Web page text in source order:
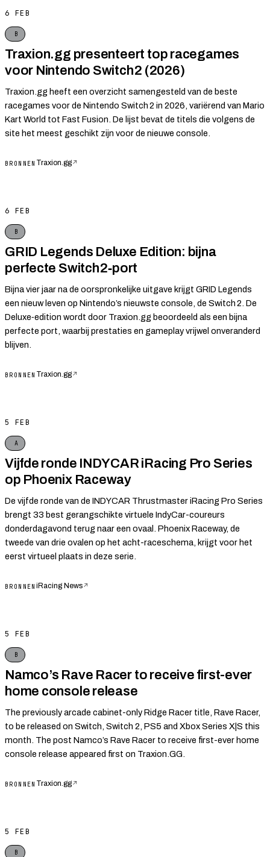
6 FEB
B
Traxion.gg presenteert top racegames
voor Nintendo Switch 2 (2026)
Traxion.gg heeft een overzicht samengesteld van de beste
racegames voor de Nintendo Switch 2 in 2026, variërend van Mario
Kart World tot Fast Fusion. De lijst bevat de titels die volgens de
site het meest geschikt zijn voor de nieuwe console.
BRONNEN Traxion.gg↗
6 FEB
B
GRID Legends Deluxe Edition: bijna
perfecte Switch 2‑port
Bijna vier jaar na de oorspronkelijke uitgave krijgt GRID Legends
een nieuw leven op Nintendo’s nieuwste console, de Switch 2. De
Deluxe‑edition wordt door Traxion.gg beoordeeld als een bijna
perfecte port, waarbij prestaties en gameplay vrijwel onveranderd
blijven.
BRONNEN Traxion.gg↗
5 FEB
A
Vijfde ronde INDYCAR iRacing Pro Series
op Phoenix Raceway
De vijfde ronde van de INDYCAR Thrustmaster iRacing Pro Series
brengt 33 best gerangschikte virtuele IndyCar-coureurs
donderdagavond terug naar een ovaal. Phoenix Raceway, de
tweede van drie ovalen op het acht-raceschema, krijgt voor het
eerst virtueel plaats in deze serie.
BRONNEN iRacing News↗
5 FEB
B
Namco’s Rave Racer to receive first-ever
home console release
The previously arcade cabinet-only Ridge Racer title, Rave Racer,
to be released on Switch, Switch 2, PS5 and Xbox Series X|S this
month. The post Namco’s Rave Racer to receive first-ever home
console release appeared first on Traxion.GG.
BRONNEN Traxion.gg↗
5 FEB
B